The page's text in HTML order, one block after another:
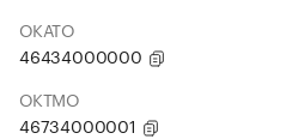
ОКАТО
46434000000
ОКТМО
46734000001